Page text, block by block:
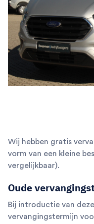
Wij hebben gratis
vorm van een kleine
vergelijkbaar).
Oude
Bij introductie van
vervangingstermijn